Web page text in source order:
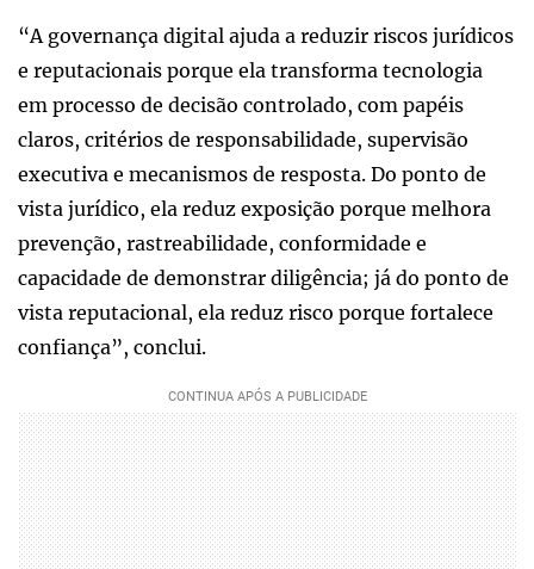
“A governança digital ajuda a reduzir riscos jurídicos
e reputacionais porque ela transforma tecnologia
em processo de decisão controlado, com papéis
claros, critérios de responsabilidade, supervisão
executiva e mecanismos de resposta. Do ponto de
vista jurídico, ela reduz exposição porque melhora
prevenção, rastreabilidade, conformidade e
capacidade de demonstrar diligência; já do ponto de
vista reputacional, ela reduz risco porque fortalece
confiança”, conclui.